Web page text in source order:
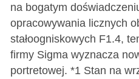
na bogatym
opracowywania licznych
stałoogniskowych F1.4,
firmy Sigma wyznacza
portretowej. *1 Stan na